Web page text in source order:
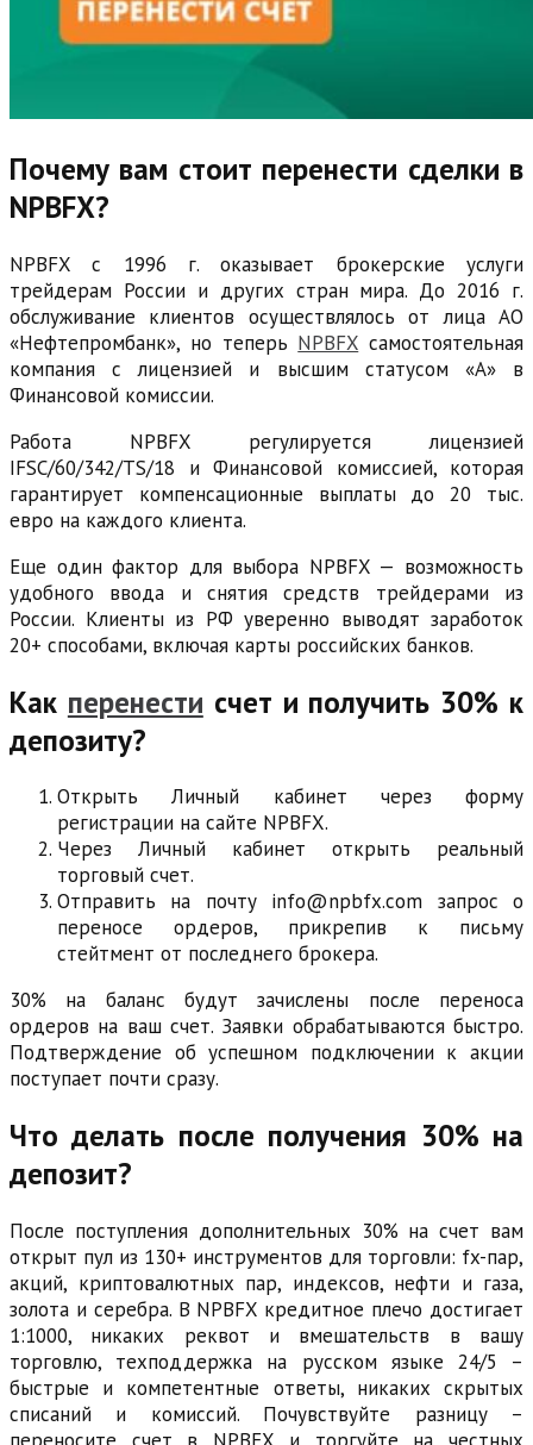
Почему вам стоит перенести сделки в
NPBFX?
NPBFX с 1996 г. оказывает брокерские услуги
трейдерам России и других стран мира. До 2016 г.
обслуживание клиентов осуществлялось от лица АО
«Нефтепромбанк», но теперь NPBFX самостоятельная
компания с лицензией и высшим статусом «А» в
Финансовой комиссии.
Работа NPBFX регулируется лицензией
IFSC/60/342/TS/18 и Финансовой комиссией, которая
гарантирует компенсационные выплаты до 20 тыс.
евро на каждого клиента.
Еще один фактор для выбора NPBFX — возможность
удобного ввода и снятия средств трейдерами из
России. Клиенты из РФ уверенно выводят заработок
20+ способами, включая карты российских банков.
Как перенести счет и получить 30% к
депозиту?
Открыть Личный кабинет через форму
регистрации на сайте NPBFX.
Через Личный кабинет открыть реальный
торговый счет.
Отправить на почту info@npbfx.com запрос о
переносе ордеров, прикрепив к письму
стейтмент от последнего брокера.
30% на баланс будут зачислены после переноса
ордеров на ваш счет. Заявки обрабатываются быстро.
Подтверждение об успешном подключении к акции
поступает почти сразу.
Что делать после получения 30% на
депозит?
После поступления дополнительных 30% на счет вам
открыт пул из 130+ инструментов для торговли: fx-пар,
акций, криптовалютных пар, индексов, нефти и газа,
золота и серебра. В NPBFX кредитное плечо достигает
1:1000, никаких реквот и вмешательств в вашу
торговлю, техподдержка на русском языке 24/5 –
быстрые и компетентные ответы, никаких скрытых
списаний и комиссий. Почувствуйте разницу –